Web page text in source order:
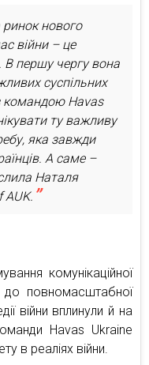
нового
війни – це
В першу чергу вона
суспільних
командою Havas
ту важливу
яка завжди
А саме –
Наталя
AUK.
комунікаційної
повномасштабної
війни вплинули й на
Havas Ukraine
в реаліях війни.